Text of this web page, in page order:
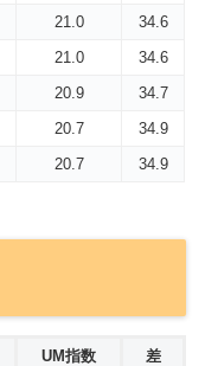
21.0
34.6
21.0
34.6
20.9
34.7
20.7
34.9
20.7 34.9
UM指数 差